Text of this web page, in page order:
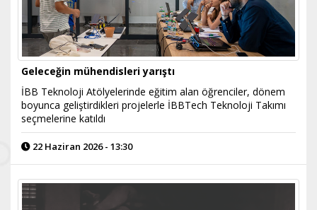
Geleceğin mühendisleri yarıştı
İBB Teknoloji Atölyelerinde eğitim alan öğrenciler, dönem
boyunca geliştirdikleri projelerle İBBTech Teknoloji Takımı
seçmelerine katıldı
22 Haziran 2026 - 13:30